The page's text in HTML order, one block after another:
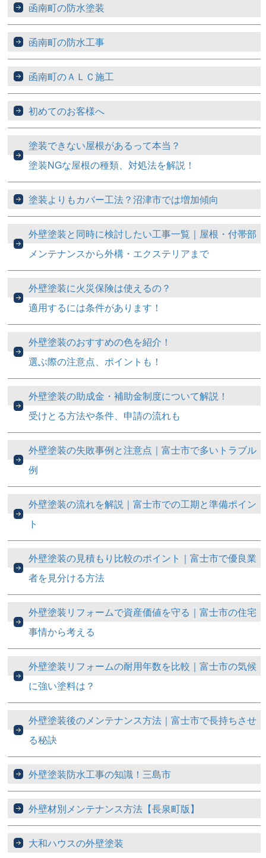
函南町の防水塗装
函南町の防水工事
函南町のＡＬＣ施工
初めてのお客様へ
塗装できない屋根があるって本当？
塗装NGな屋根の種類、対処法を解説！
塗装よりもカバー工法？沼津市では増加傾向
外壁塗装と同時に検討したい工事一覧｜屋根・付帯部
メンテナンスから外構・エクステリアまで
外壁塗装に火災保険は使えるの？
適用するには条件があります！
外壁塗装のおすすめの色を紹介！
選ぶ際の注意点、ポイントも！
外壁塗装の助成金・補助金制度について解説！
受けとる方法や条件、申請の流れも
外壁塗装の失敗事例と注意点｜富士市で多いトラブル
例
外壁塗装の流れを解説｜富士市での工期と準備ポイン
ト
外壁塗装の見積もり比較のポイント｜富士市で優良業
者を見分ける方法
外壁塗装リフォームで資産価値を守る｜富士市の住宅
事情から考える
外壁塗装リフォームの耐用年数を比較｜富士市の気候
に強い塗料は？
外壁塗装後のメンテナンス方法｜富士市で長持ちさせ
る秘訣
外壁塗装防水工事の知識！三島市
外壁材別メンテナンス方法【長泉町版】
大和ハウスの外壁塗装